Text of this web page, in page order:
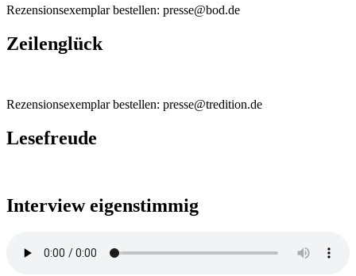
Rezensionsexemplar bestellen: presse@bod.de
Zeilenglück
Rezensionsexemplar bestellen: presse@tredition.de
Lesefreude
Interview eigenstimmig